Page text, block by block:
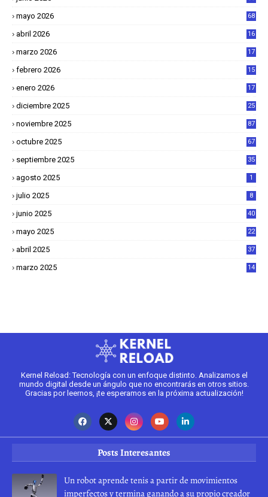
mayo 2026 68
abril 2026
16
marzo 2026
17
febrero 2026
15
enero 2026
17
diciembre 2025
25
noviembre 2025 87
octubre 2025 67
septiembre 2025 35
agosto 2025 1
julio 2025 8
junio 2025 40
mayo 2025
22
abril 2025
37
marzo 2025
14
Kernel Reload: Tecnología con un enfoque distinto. Analizamos el
mundo digital desde un ángulo que no encontrarás en otros sitios.
Gracias por leernos, ¡te esperamos en la próxima actualización!
Posts Interesantes
Un robot aprende tenis a partir de movimientos
imperfectos y termina ganando a su propio creador